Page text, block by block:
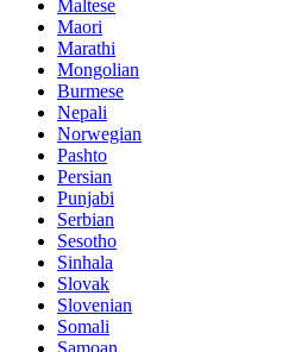
Maltese
Maori
Marathi
Mongolian
Burmese
Nepali
Norwegian
Pashto
Persian
Punjabi
Serbian
Sesotho
Sinhala
Slovak
Slovenian
Somali